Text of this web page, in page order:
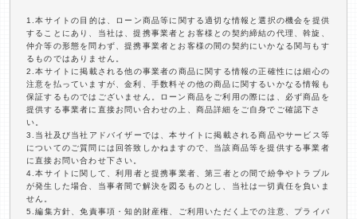
1.本サイトの目的は、ローン商品等に関する適切な情報と選択の機会を提供
することにあり、当社は、提携事業者とお客様との契約締結の代理、斡旋、
仲介等の形態を問わず、提携事業者とお客様の間の契約にいかなる関与もす
るものではありません。
2.本サイトに掲載される他の事業者の商品に関する情報の正確性には細心の
注意を払っていますが、金利、手数料その他の商品に関するいかなる情報も
保証するものではございません。ローン商品をご利用の際には、必ず商品を
提供する事業者に直接お問い合わせの上、商品詳細をご自身でご確認下さ
い。
3.当社及び当社アドバイザーでは、本サイトに掲載される商品やサービス等
についてのご質問には回答致しかねますので、当該商品等を提供する事業者
に直接お問い合わせ下さい。
4.本サイトに関して、利用者と提携事業者、第三者との間で紛争やトラブル
が発生した場合、当事者間で解決を図るものとし、当社は一切責任を負いま
せん。
5.編集方針、免責事項・知的財産権、ご利用いただく上での注意、プライバ